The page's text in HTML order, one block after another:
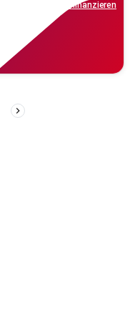
finanzieren